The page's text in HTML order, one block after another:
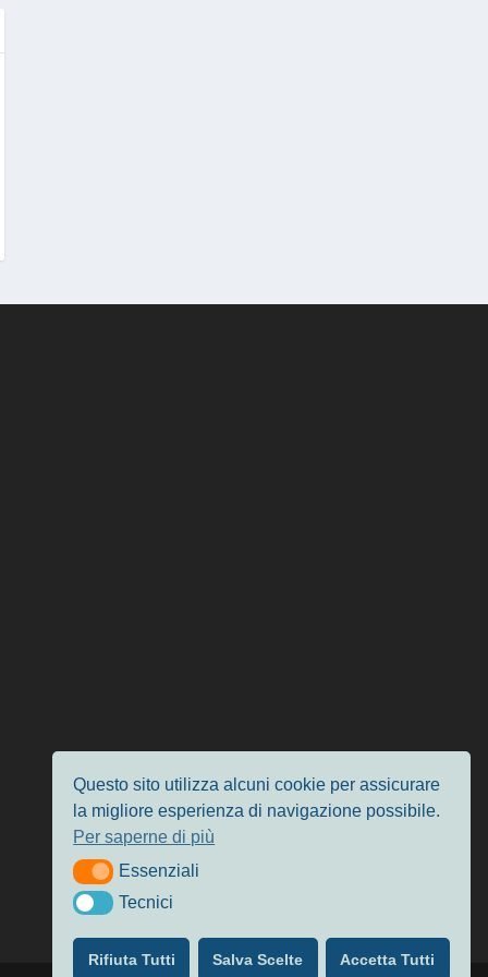
Questo sito utilizza alcuni cookie per assicurare
la migliore esperienza di navigazione possibile.
Per saperne di più
EssenzialiEssenziali
TecniciTecnici
Rifiuta Tutti Salva Scelte Accetta Tutti